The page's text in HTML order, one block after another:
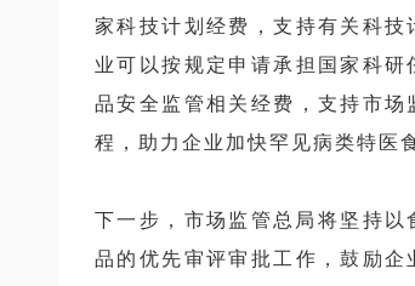
家科技计划经费，支持有关科
业可以按规定申请承担国家科
品安全监管相关经费，支持市
程，助力企业加快罕见病类特医
下一步，市场监管总局将坚持
品的优先审评审批工作，鼓励